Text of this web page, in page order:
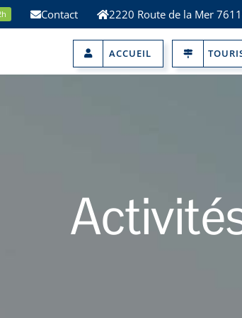
Contact 2220 Route de la Mer
ACCUEIL